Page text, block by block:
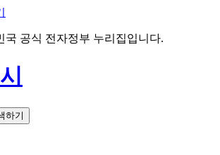
국 공식 전자정부 누리집입니다.
하기